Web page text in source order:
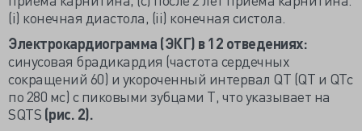
(i) конечная диастола, (ii) конечная систола.
Электрокардиограмма (ЭКГ) в 12 отведениях:
синусовая брадикардия (частота сердечных
сокращений 60) и укороченный интервал QT (QT и QTc
по 280 мс) с пиковыми зубцами T, что указывает на
SQTS (рис. 2).